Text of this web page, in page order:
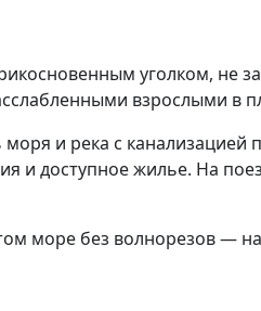
уголком,
взрослыми в
и река с
и доступное жилье. На
море без волнорезов —